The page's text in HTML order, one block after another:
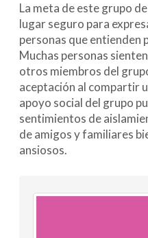
La meta de este grupo
lugar seguro para
personas que entienden
Muchas personas
otros miembros del
aceptación al compartir
apoyo social del grupo
sentimientos de
de amigos y familiares
ansiosos.